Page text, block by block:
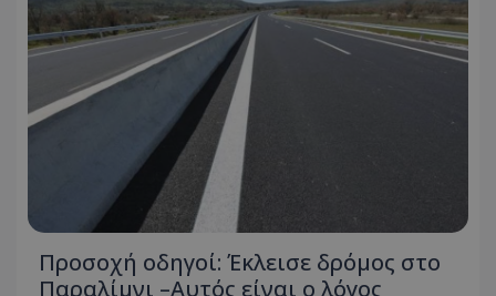
Προσοχή οδηγοί: Έκλεισε δρόμος στο
Παραλίμνι –Αυτός είναι ο λόγος